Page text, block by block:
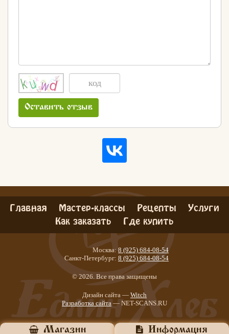
Хлеб
Оставить отзыв
Главная Мастер-классы Рецепты Услуги
Как заказать Где купить
Москва: 8 (925) 684-08-54
Санкт-Петербург: 8 (925) 684-08-54
© 2026. Все права защищены
Дизайн сайта — Witch
Разработка сайта — NET-SCANS.RU